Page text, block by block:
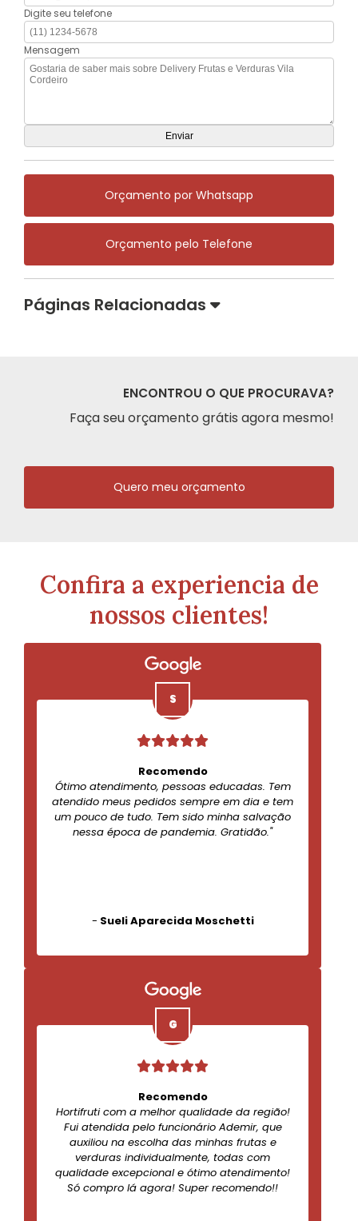
Digite seu telefone
Mensagem
Orçamento por Whatsapp
Orçamento pelo Telefone
Páginas Relacionadas
ENCONTROU O QUE PROCURAVA?
Faça seu orçamento grátis agora mesmo!
Quero meu orçamento
Confira a experiencia de
nossos clientes!
Recomendo
Ótimo atendimento, pessoas educadas. Tem
atendido meus pedidos sempre em dia e tem
um pouco de tudo. Tem sido minha salvação
nessa época de pandemia. Gratidão."
- Sueli Aparecida Moschetti
Recomendo
Hortifruti com a melhor qualidade da região!
Fui atendida pelo funcionário Ademir, que
auxiliou na escolha das minhas frutas e
verduras individualmente, todas com
qualidade excepcional e ótimo atendimento!
Só compro lá agora! Super recomendo!!